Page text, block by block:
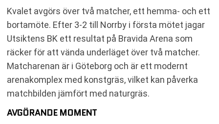
Kvalet avgörs över två matcher, ett hemma- och ett
bortamöte. Efter 3-2 till Norrby i första mötet jagar
Utsiktens BK ett resultat på Bravida Arena som
räcker för att vända underläget över två matcher.
Matcharenan är i Göteborg och är ett modernt
arenakomplex med konstgräs, vilket kan påverka
matchbilden jämfört med naturgräs.
AVGÖRANDE MOMENT